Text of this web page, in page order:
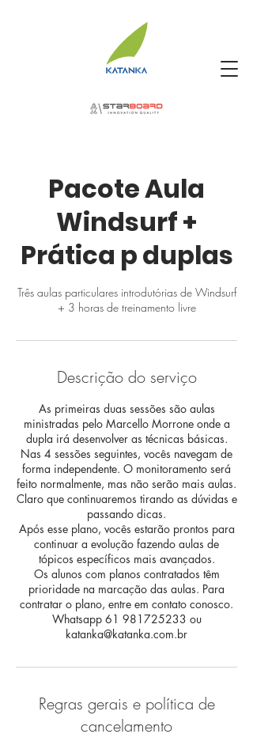
Pacote Aula
Windsurf +
Prática p duplas
Três aulas particulares introdutórias de Windsurf
+ 3 horas de treinamento livre
Descrição do serviço
As primeiras duas sessões são aulas
ministradas pelo Marcello Morrone onde a
dupla irá desenvolver as técnicas básicas.
Nas 4 sessões seguintes, vocês navegam de
forma independente. O monitoramento será
feito normalmente, mas não serão mais aulas.
Claro que continuaremos tirando as dúvidas e
passando dicas.
Após esse plano, vocês estarão prontos para
continuar a evolução fazendo aulas de
tópicos específicos mais avançados.
Os alunos com planos contratados têm
prioridade na marcação das aulas. Para
contratar o plano, entre em contato conosco.
Whatsapp 61 981725233 ou
katanka@katanka.com.br
Regras gerais e política de
cancelamento